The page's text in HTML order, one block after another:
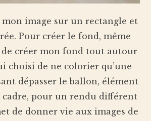
mon image sur un rectangle et
Pour créer le fond, même
de créer mon fond tout autour
choisi de ne colorier qu’une
dépasser le ballon, élément
pour un rendu différent
de donner vie aux images de